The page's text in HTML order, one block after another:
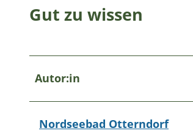
Gut zu wissen
Autor:in
Nordseebad Otterndorf